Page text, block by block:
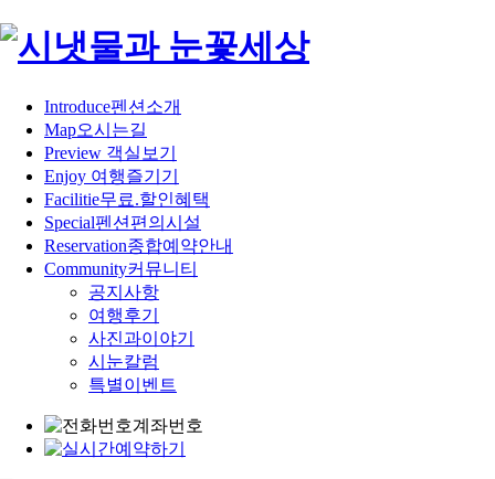
Introduce펜션소개
Map오시는길
Preview 객실보기
Enjoy 여행즐기기
Facilitie무료.할인혜택
Special펜션편의시설
Reservation종합예약안내
Community커뮤니티
공지사항
여행후기
사진과이야기
시눈칼럼
특별이벤트